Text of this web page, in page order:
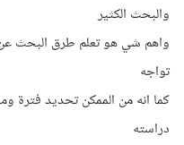
والبحث الكثير
واهم شي هو تعلم طرق البحث عن
تواجه
كما انه من الممكن تحديد فترة
دراسته